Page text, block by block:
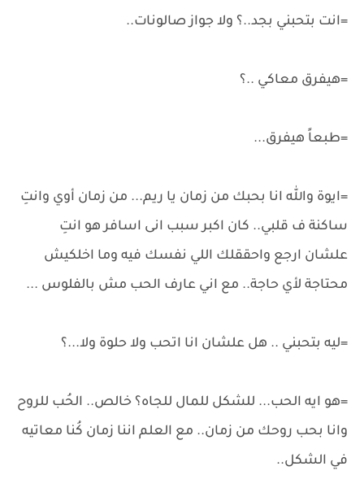
=انت بتحبني بجد..؟ ولا جواز صالونات..
=هيفرق معاكي ..؟
=طبعاً هيفرق...
=ايوة والله انا بحبك من زمان يا ريم... من زمان أوي وانتِ
ساكنة ف قلبي.. كان اكبر سبب انى اسافر هو انتِ
علشان ارجع واحققلك اللي نفسك فيه وما اخلكيش
محتاجة لأي حاجة.. مع اني عارف الحب مش بالفلوس ...
=ليه بتحبني .. هل علشان انا اتحب ولا حلوة ولا...؟
=هو ايه الحب... للشكل للمال للجاه؟ خالص.. الحُب للروح
وانا بحب روحك من زمان.. مع العلم اننا زمان كُنا معاتيه
في الشكل..